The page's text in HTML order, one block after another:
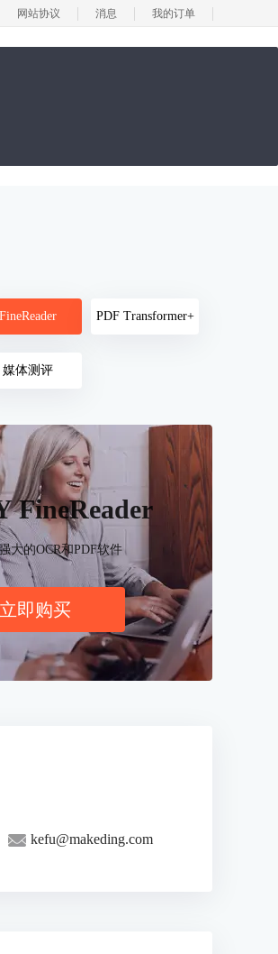
网站协议 消息 我的订单
FineReader PDF Transformer+
媒体测评
FineReader
大的OCR和PDF软件
立即购买
kefu@makeding.com